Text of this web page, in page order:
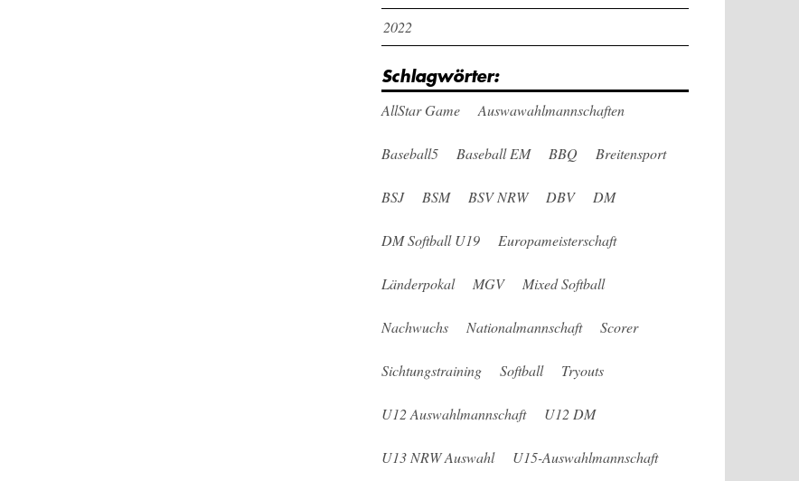
2022
Schlagwörter:
AllStar Game Auswawahlmannschaften
Baseball5 Baseball EM BBQ Breitensport
BSJ BSM BSV NRW DBV DM
DM Softball U19 Europameisterschaft
Länderpokal MGV Mixed Softball
Nachwuchs Nationalmannschaft Scorer
Sichtungstraining Softball Tryouts
U12 Auswahlmannschaft U12 DM
U13 NRW Auswahl U15-Auswahlmannschaft